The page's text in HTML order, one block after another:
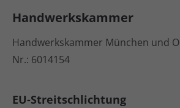
Handwerkskammer
Handwerkskammer München und
Nr.: 6014154
EU-Streitschlichtung